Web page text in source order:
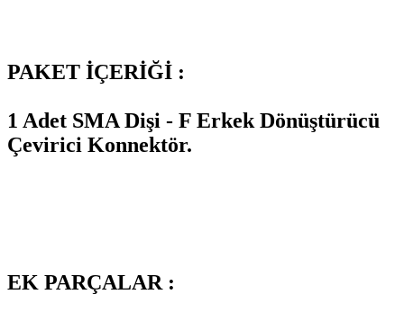
PAKET İÇERİĞİ :
1 Adet SMA Dişi - F Erkek Dönüştürücü
Çevirici Konnektör.
EK PARÇALAR :